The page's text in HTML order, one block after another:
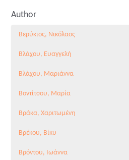
Author
Βερύκιος, Νικόλαος
Βλάχου, Ευαγγελή
Βλάχου, Μαριάννα
Βοντίτσου, Μαρία
Βράκα, Χαριτωμένη
Βρέκου, Βίκυ
Βρόντου, Ιωάννα